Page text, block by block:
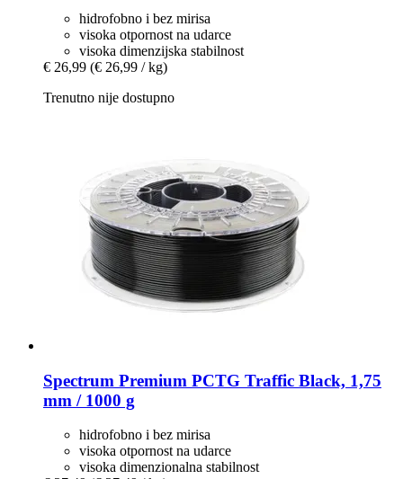
hidrofobno i bez mirisa
visoka otpornost na udarce
visoka dimenzijska stabilnost
€ 26,99 (€ 26,99 / kg)
Trenutno nije dostupno
Spectrum Premium PCTG Traffic Black, 1,75
mm / 1000 g
hidrofobno i bez mirisa
visoka otpornost na udarce
visoka dimenzionalna stabilnost